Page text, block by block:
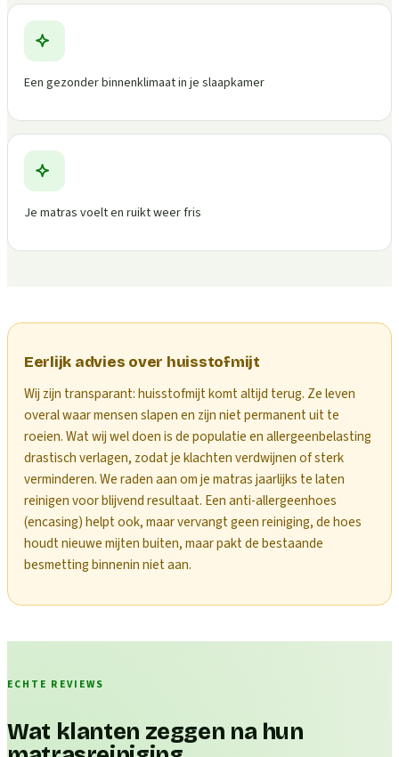
Een gezonder binnenklimaat in je slaapkamer
Je matras voelt en ruikt weer fris
Eerlijk advies over huisstofmijt
Wij zijn transparant: huisstofmijt komt altijd terug. Ze leven
overal waar mensen slapen en zijn niet permanent uit te
roeien. Wat wij wel doen is de populatie en allergeenbelasting
drastisch verlagen, zodat je klachten verdwijnen of sterk
verminderen. We raden aan om je matras jaarlijks te laten
reinigen voor blijvend resultaat. Een anti-allergeenhoes
(encasing) helpt ook, maar vervangt geen reiniging, de hoes
houdt nieuwe mijten buiten, maar pakt de bestaande
besmetting binnenin niet aan.
ECHTE REVIEWS
Wat klanten zeggen na hun